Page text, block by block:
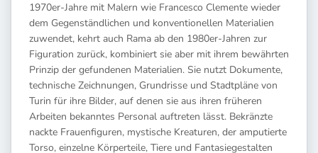
1970er-Jahre mit Malern wie Francesco Clemente wieder
dem Gegenständlichen und konventionellen Materialien
zuwendet, kehrt auch Rama ab den 1980er-Jahren zur
Figuration zurück, kombiniert sie aber mit ihrem bewährten
Prinzip der gefundenen Materialien. Sie nutzt Dokumente,
technische Zeichnungen, Grundrisse und Stadtpläne von
Turin für ihre Bilder, auf denen sie aus ihren früheren
Arbeiten bekanntes Personal auftreten lässt. Bekränzte
nackte Frauenfiguren, mystische Kreaturen, der amputierte
Torso, einzelne Körperteile, Tiere und Fantasiegestalten